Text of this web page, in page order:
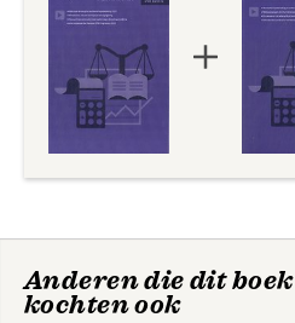
Anderen die dit
kochten ook